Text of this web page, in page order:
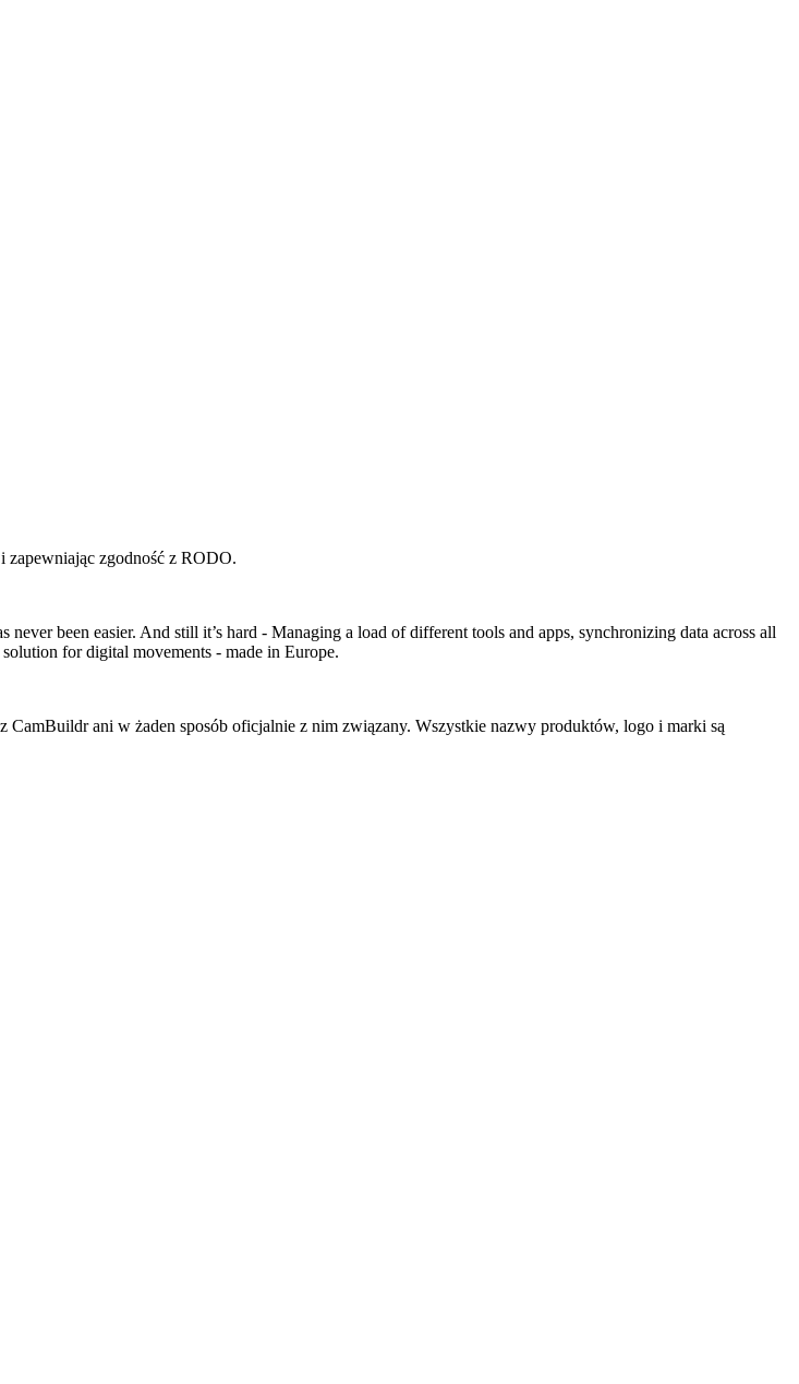
zapewniając zgodność z RODO.
been easier. And still it’s hard - Managing a load of different tools and apps, synchronizing data across all
for digital movements - made in Europe.
ani w żaden sposób oficjalnie z nim związany. Wszystkie nazwy produktów, logo i marki są